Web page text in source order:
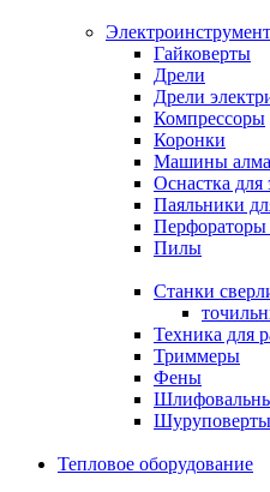
Гайковерты
Дрели
Дрели
Компрессоры
Коронки
Машины
Оснастка для
Паяльники
Перфораторы
Пилы
Станки
Техника для
Триммеры
Фены
Шуруповерты
Тепловое оборудование